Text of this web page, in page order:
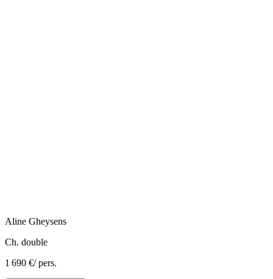
Aline Gheysens
Ch. double
1 690 €/ pers.